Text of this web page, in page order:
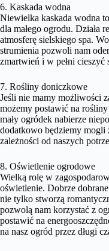
6. Kaskada wodna
Niewielka kaskada wodna
dla małego ogrodu. Działa
atmosferę sielskiego spa.
strumienia pozwoli nam
zmartwień i w pełni cieszyć
7. Rośliny doniczkowe
Jeśli nie mamy możliwości
możemy postawić na
mały ogródek nabierze
dodatkowo będziemy mogli
zależności od naszych
8. Oświetlenie ogrodowe
Wielką rolę w
oświetlenie. Dobrze
nie tylko stworzą
pozwolą nam korzystać z
postawić na
na nasz ogród przez długi